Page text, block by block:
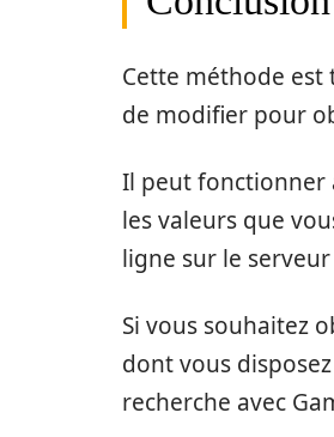
Cette méthode est
de modifier pour
Il peut fonctionner
les valeurs que
ligne sur le
Si vous souhaitez
dont vous
recherche avec